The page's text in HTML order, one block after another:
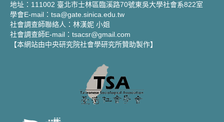
地址：111002 臺北市士林區臨溪路70號東吳大學社會系822室
學會E-mail：tsa@gate.sinica.edu.tw
社會調查師聯絡人：林漢妮 小姐
社會調查師E-mail：tsacsr@gmail.com
【本網站由中央研究院社會學研究所贊助製作】